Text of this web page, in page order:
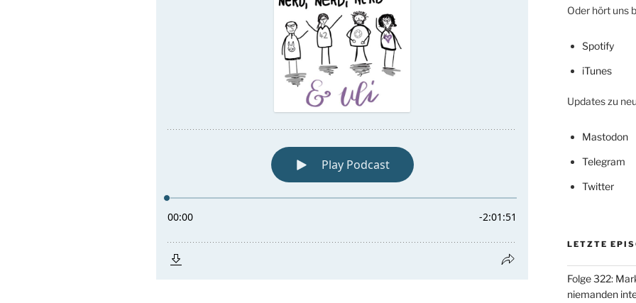
Oder hört uns
Spotify
iTunes
Updates zu
Mastodon
Telegram
Twitter
LETZTE
Folge 322:
niemanden